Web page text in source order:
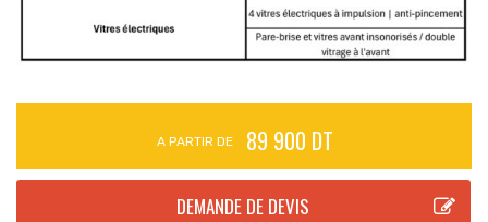
A PARTIR DE 89 900 DT